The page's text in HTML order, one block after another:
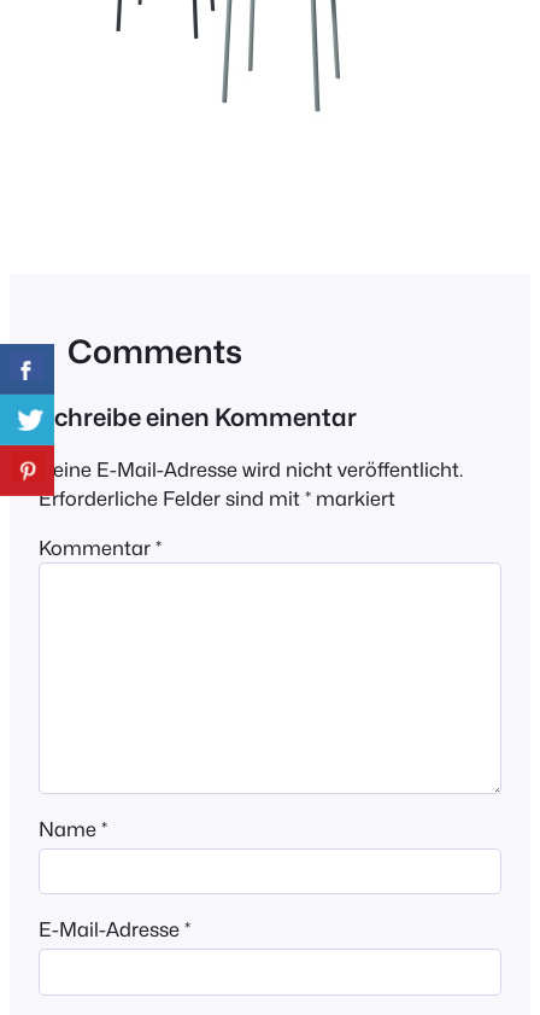
Comments
Schreibe einen Kommentar
Deine E-Mail-Adresse wird nicht veröffentlicht.
Erforderliche Felder sind mit * markiert
Kommentar *
Name *
E-Mail-Adresse *